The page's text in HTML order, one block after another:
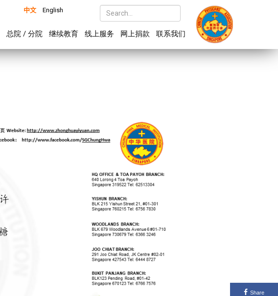
中文 English
总院 / 分院 继续教育 线上服务 网上捐款 联系我们
Share